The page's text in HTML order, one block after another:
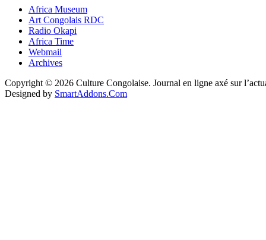
Africa Museum
Art Congolais RDC
Radio Okapi
Africa Time
Webmail
Archives
Copyright © 2026 Culture Congolaise. Journal en ligne axé sur
Designed by SmartAddons.Com